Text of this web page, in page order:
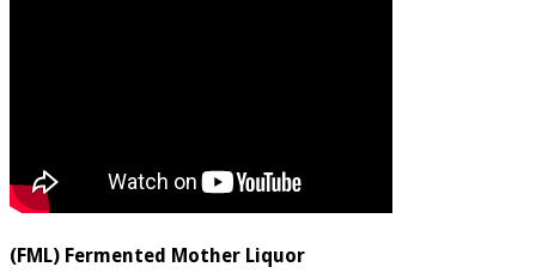
(FML) Fermented Mother Liquor